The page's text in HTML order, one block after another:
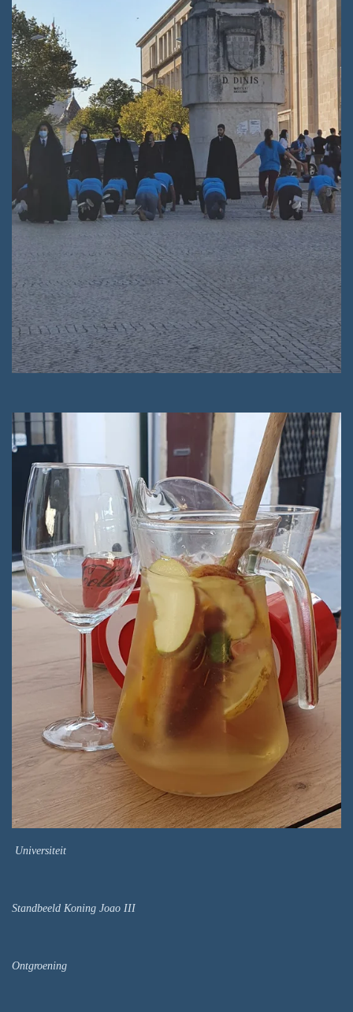
Universiteit
Standbeeld Koning Joao III
Ontgroening